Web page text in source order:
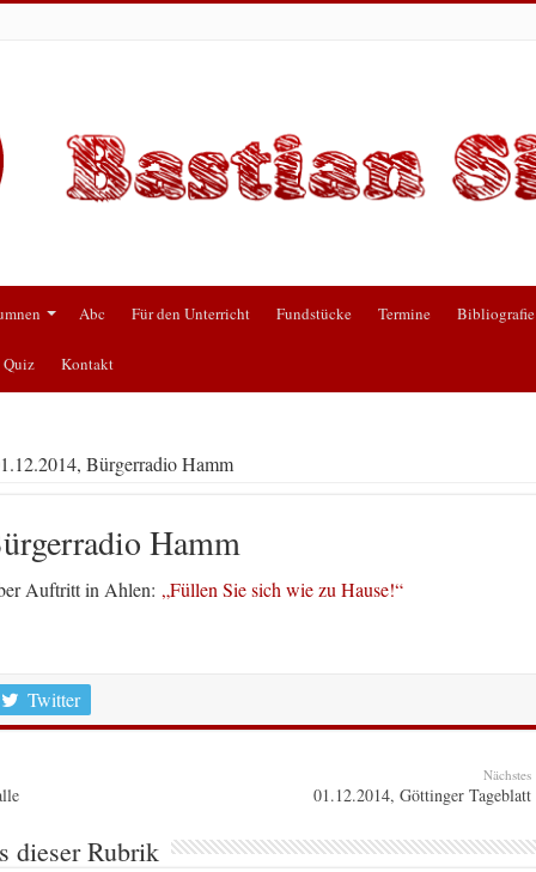
Abc Für den Unterricht Fundstücke Termine Bibliografie
Quiz Kontakt
Bürgerradio Hamm
Hamm
Auftritt in Ahlen: „Füllen Sie sich wie zu Hause!“
Twitter
Nächstes
01.12.2014, Göttinger Tageblatt
dieser Rubrik